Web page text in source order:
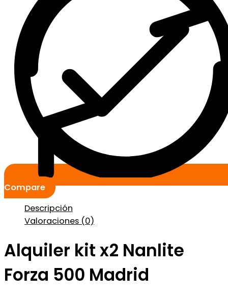
Compare
Descripción
Valoraciones (0)
Alquiler kit x2 Nanlite
Forza 500 Madrid